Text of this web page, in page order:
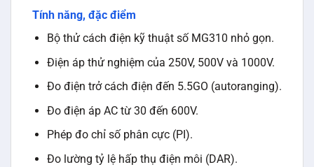
Tính năng, đặc điểm
Bộ thử cách điện kỹ thuật số MG310 nhỏ gọn.
Điện áp thử nghiệm của 250V, 500V và 1000V.
Đo điện trở cách điện đến 5.5GO (autoranging).
Đo điện áp AC từ 30 đến 600V.
Phép đo chỉ số phân cực (PI).
Đo lường tỷ lệ hấp thụ điện môi (DAR).